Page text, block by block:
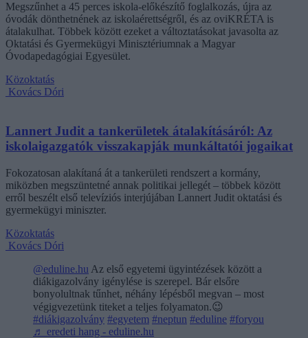
Megszűnhet a 45 perces iskola-előkészítő foglalkozás, újra az
óvodák dönthetnének az iskolaérettségről, és az oviKRÉTA is
átalakulhat. Többek között ezeket a változtatásokat javasolta az
Oktatási és Gyermekügyi Minisztériumnak a Magyar
Óvodapedagógiai Egyesület.
Közoktatás
Kovács Dóri
Lannert Judit a tankerületek átalakításáról: Az
iskolaigazgatók visszakapják munkáltatói jogaikat
Fokozatosan alakítaná át a tankerületi rendszert a kormány,
miközben megszüntetné annak politikai jellegét – többek között
erről beszélt első televíziós interjújában Lannert Judit oktatási és
gyermekügyi miniszter.
Közoktatás
Kovács Dóri
@eduline.hu Az első egyetemi ügyintézések között a
diákigazolvány igénylése is szerepel. Bár elsőre
bonyolultnak tűnhet, néhány lépésből megvan – most
végigvezetünk titeket a teljes folyamaton.😉
#diákigazolvány #egyetem #neptun #eduline #foryou
♬ eredeti hang - eduline.hu